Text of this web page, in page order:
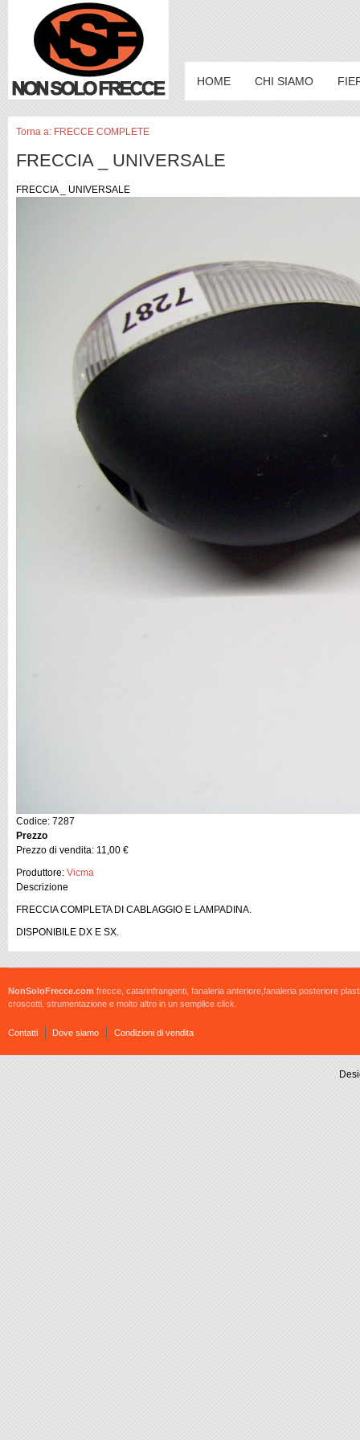
HOME CHI SIAMO
Torna a: FRECCE COMPLETE
FRECCIA _ UNIVERSALE
FRECCIA _ UNIVERSALE
Codice: 7287
Prezzo
Prezzo di vendita: 11,00 €
Produttore: Vicma
Descrizione
FRECCIA COMPLETA DI CABLAGGIO E LAMPADINA.
DISPONIBILE DX E SX.
NonSoloFrecce.com frecce, catarinfrangenti, fanaleria anteriore,fanaleria posteriore
croscotti, strumentazione e molto altro in un semplice click.
Contatti Dove siamo Condizioni di vendita